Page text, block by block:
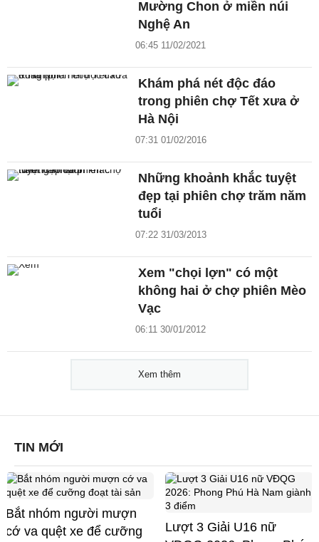
Mường Chon ở miền núi
Nghệ An
06:45 11/02/2021
Khám phá nét độc đáo
trong phiên chợ Tết xưa ở
Hà Nội
07:31 01/02/2016
Những khoảnh khắc tuyệt
đẹp tại phiên chợ trăm năm
tuổi
07:22 31/03/2013
Xem "chọi lợn" có một
không hai ở chợ phiên Mèo
Vạc
06:11 30/01/2012
Xem thêm
TIN MỚI
Bắt nhóm người mượn
cớ va quệt xe để cưỡng
Lượt 3 Giải U16 nữ